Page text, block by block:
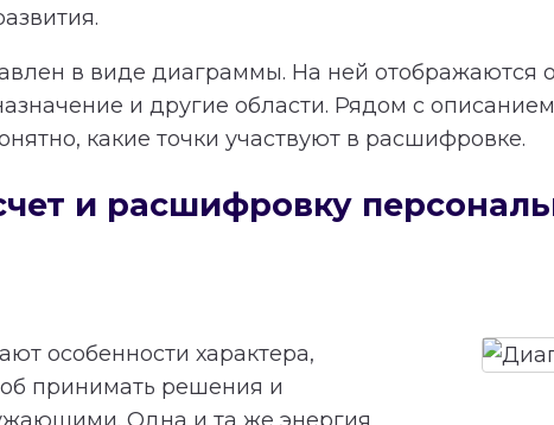
в виде диаграммы. На ней
и другие области. Рядом с
какие точки участвуют в расшифровке.
и расшифровку
особенности характера,
принимать решения и
Одна и та же энергия